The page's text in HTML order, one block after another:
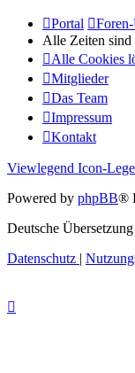
Portal
Alle Zeiten sind
Alle Cookies
Mitglieder
Das Team
Impressum
Kontakt
Viewlegend Icon-
Powered by phpBB®
Deutsche
Datenschutz |